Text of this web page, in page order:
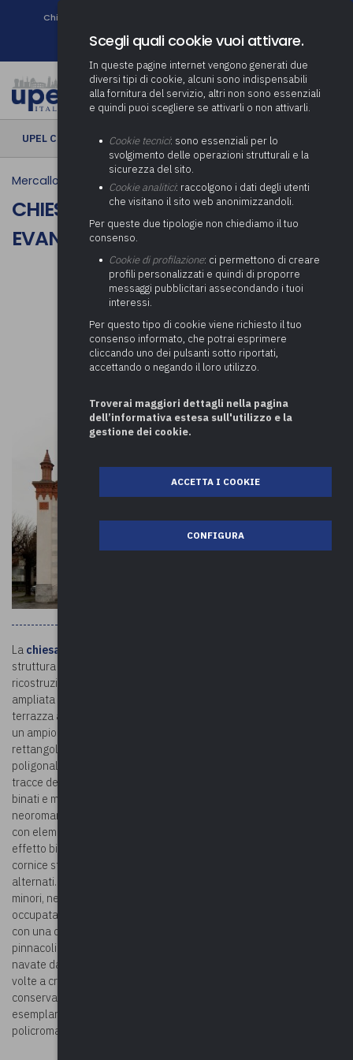
Chi siamo
Newsletter
UPEL CULTURA › Chiesa di San Giovanni Evangelista
Mercallo
CHIESA DI SAN GIOVANNI
EVANGELISTA
La chiesa di San Giovanni Evangelista
struttura attuale è il risultato di numerose modifiche. L’ultima
ricostruzione è della fine dell’Ottocento, quando la chiesa fu
ampliata con un diverso orientamento. La struttura sorge su una
terrazza al limitare del centro storico di Mercallo, da cui si gode di
un ampio panorama. Si compone di una profonda pianta
rettangolare a tre navate, con cappelle laterali e presbiterio
poligonale. A nord si innalza il campanile, che conserva alcune
tracce dell’origine romanica, quali feritoie, specchiature ad archetti
binati e monofore. Bella e imponente la facciata a salienti, in stile
neoromanico. Scandita da lesene angolari, la superficie è rivestita
con elementi in cotto e con pietra chiara disposta a creare un
effetto bicromatico orizzontale. Il grande portale presenta una
cornice strombata, con lunetta affrescata e ghiera a conci
alternati. La medesima decorazione è riproposta, in dimensioni
minori, negli ingressi laterali. La sezione superiore è invece
occupata da una gigantesca vetrata a rosone. La facciata termina
con una decorazione ad archetti pensili in cotto, sormontati da
pinnacoli e da una croce. L’ambiente interno è separato in tre
navate da pilastri in granito con archi ribassati, che danno vita a
volte a crociera. Con decorazioni in stile neo-bizantino, la chiesa
conserva l’altare maggiore della chiesa antica, un interessante
esemplare in legno scolpito, dipinto e dorato con scagliola
policroma del XVIII secolo.
Scegli quali cookie vuoi attivare.
In queste pagine internet vengono generati due
diversi tipi di cookie, alcuni sono indispensabili
alla fornitura del servizio, altri non sono essenziali
e quindi puoi scegliere se attivarli o non attivarli.
Cookie tecnici: sono essenziali per lo
svolgimento delle operazioni strutturali e la
sicurezza del sito.
Cookie analitici: raccolgono i dati degli utenti
che visitano il sito web anonimizzandoli.
Per queste due tipologie non chiediamo il tuo
consenso.
Cookie di profilazione: ci permettono di creare
profili personalizzati e quindi di proporre
messaggi pubblicitari assecondando i tuoi
interessi.
Per questo tipo di cookie viene richiesto il tuo
consenso informato, che potrai esprimere
cliccando uno dei pulsanti sotto riportati,
accettando o negando il loro utilizzo.
Troverai maggiori dettagli nella pagina
dell’informativa estesa sull'utilizzo e la
gestione dei cookie.
ACCETTA I COOKIE
CONFIGURA